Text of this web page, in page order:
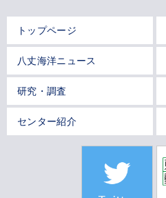
トップページ
八丈海洋ニュース
研究・調査
センター紹介